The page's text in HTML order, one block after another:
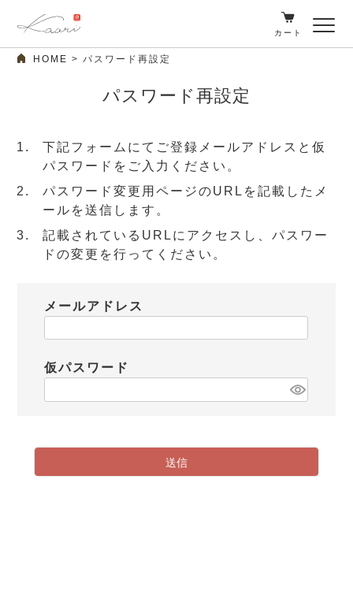
カート
HOME パスワード再設定
パスワード再設定
下記フォームにてご登録メールアドレスと仮
パスワードをご入力ください。
パスワード変更用ページのURLを記載したメ
ールを送信します。
記載されているURLにアクセスし、パスワー
ドの変更を行ってください。
メールアドレス
仮パスワード
送信